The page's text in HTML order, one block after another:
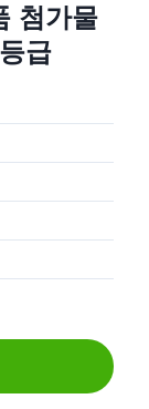
첨가물
급